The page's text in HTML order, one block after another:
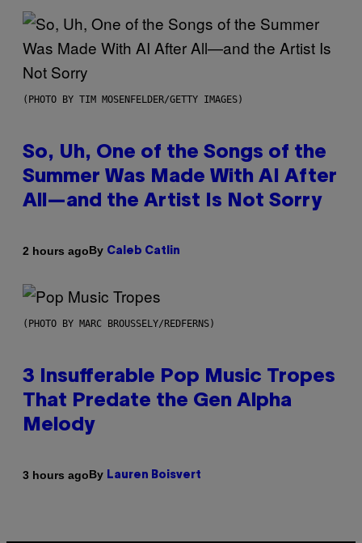
(PHOTO BY TIM MOSENFELDER/GETTY IMAGES)
So, Uh, One of the Songs of the
Summer Was Made With AI After
All—and the Artist Is Not Sorry
2 hours agoBy Caleb Catlin
(PHOTO BY MARC BROUSSELY/REDFERNS)
3 Insufferable Pop Music Tropes
That Predate the Gen Alpha
Melody
3 hours agoBy Lauren Boisvert